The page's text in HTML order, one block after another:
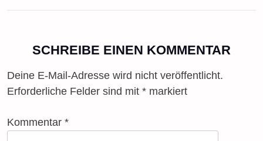
navigationSCHREIBE EINEN KOMMENTAR
Deine E-Mail-Adresse wird nicht veröffentlicht.
Erforderliche Felder sind mit * markiert
Kommentar *